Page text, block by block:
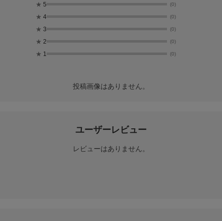
★ 5 (0)
★ 4 (0)
★ 3 (0)
★ 2 (0)
★ 1 (0)
投稿画像はありません。
ユーザーレビュー
レビューはありません。